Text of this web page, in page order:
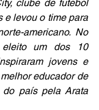
clube de futebol
e levou o time para
americano. No
um dos 10
jovens e
educador de
do país pela Arata